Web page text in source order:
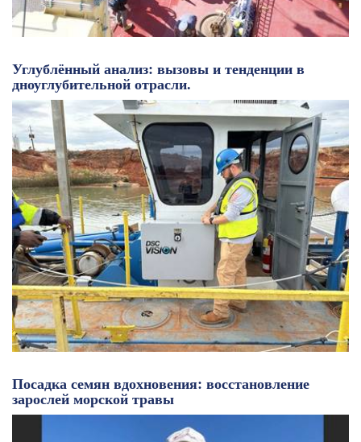
Углублённый анализ: вызовы и тенденции в
дноуглубительной отрасли.
Посадка семян вдохновения: восстановление
зарослей морской травы